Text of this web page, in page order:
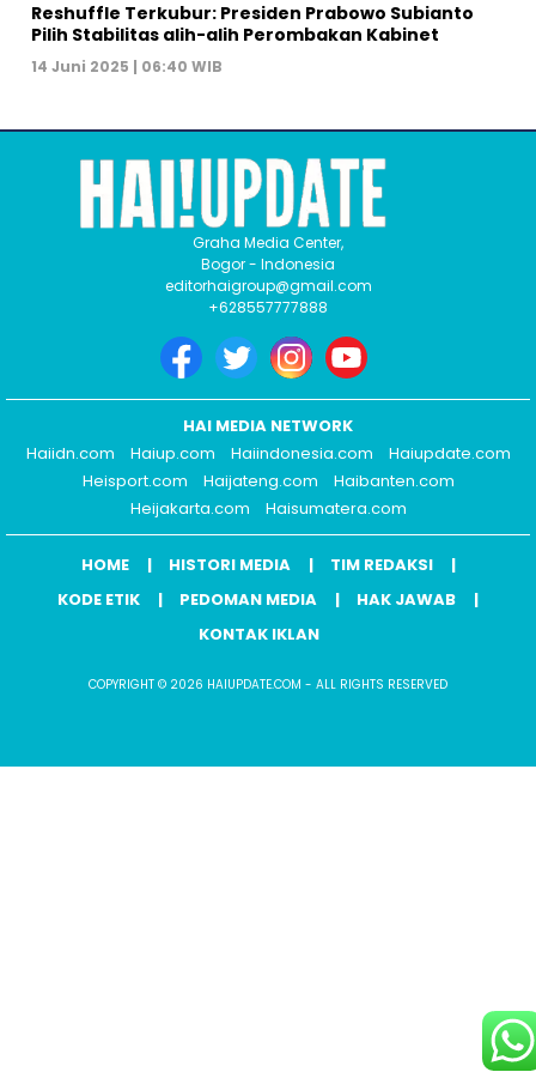
Reshuffle Terkubur: Presiden Prabowo Subianto
Pilih Stabilitas alih-alih Perombakan Kabinet
14 Juni 2025 | 06:40 WIB
Graha Media Center,
Bogor - Indonesia
editorhaigroup@gmail.com
+628557777888
HAI MEDIA NETWORK
Haiidn.com
Haiup.com Haiindonesia.com
Haiupdate.com
Heisport.com
Haijateng.com
Haibanten.com
Heijakarta.com
Haisumatera.com
HOME HISTORI MEDIA
TIM REDAKSI
KODE ETIK
PEDOMAN MEDIA
HAK JAWAB
KONTAK IKLAN
COPYRIGHT © 2026 HAIUPDATE.COM - ALL RIGHTS RESERVED